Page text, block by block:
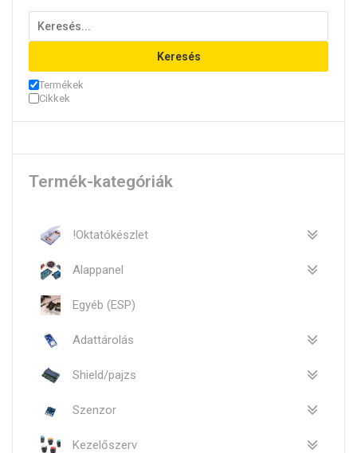
Keresés
Termékek
Cikkek
Termék-kategóriák
!Oktatókészlet
Alappanel
Egyéb (ESP)
Adattárolás
Shield/pajzs
Szenzor
Kezelőszerv